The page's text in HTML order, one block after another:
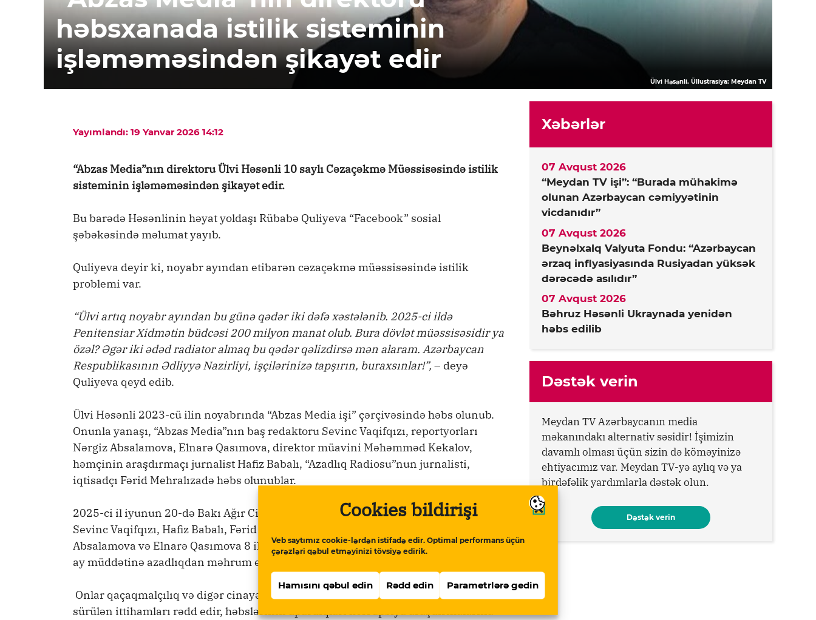
Cookies bildirişi
Veb saytımız cookie-lərdən istifadə edir. Optimal performans üçün
çərəzləri qəbul etməyinizi tövsiyə edirik.
Hamısını qəbul edin Rədd edin Parametrlərə gedin
həbsxanada istilik sisteminin
işləməməsindən şikayət edir
Ülvi Həsənli. Üllustrasiya: Meydan TV
Yayımlandı: 19 Yanvar 2026 14:12
“Abzas Media”nın direktoru Ülvi Həsənli 10 saylı Cəzaçəkmə Müəssisəsində istilik
sisteminin işləməməsindən şikayət edir.
Bu barədə Həsənlinin həyat yoldaşı Rübabə Quliyeva “Facebook” sosial
şəbəkəsində məlumat yayıb.
Quliyeva deyir ki, noyabr ayından etibarən cəzaçəkmə müəssisəsində istilik
problemi var.
“Ülvi artıq noyabr ayından bu günə qədər iki dəfə xəstələnib. 2025-ci ildə
Penitensiar Xidmətin büdcəsi 200 milyon manat olub. Bura dövlət müəssisəsidir ya
özəl? Əgər iki ədəd radiator almaq bu qədər qəlizdirsə mən alaram. Azərbaycan
Respublikasının Ədliyyə Nazirliyi, işçilərinizə tapşırın, buraxsınlar!”, – deyə
Quliyeva qeyd edib.
Ülvi Həsənli 2023-cü ilin noyabrında “Abzas Media işi” çərçivəsində həbs olunub.
Onunla yanaşı, “Abzas Media”nın baş redaktoru Sevinc Vaqifqızı, reportyorları
Nərgiz Absalamova, Elnarə Qasımova, direktor müavini Məhəmməd Kekalov,
həmçinin araşdırmaçı jurnalist Hafiz Babalı, “Azadlıq Radiosu”nun jurnalisti,
iqtisadçı Fərid Mehralızadə həbs olunublar.
2025-ci il iyunun 20-də Bakı Ağır Cinayətlər Məhkəməsinin qərarı ilə Ülvi Həsənli,
Sevinc Vaqifqızı, Hafiz Babalı, Fərid Mehralızadə 9 il, reportyorlar Nərgiz
Absalamova və Elnarə Qasımova 8 il, direktor müavini Məhəmməd Kekalov isə 7 il 6
ay müddətinə azadlıqdan məhrum edilib.
Onlar qaçaqmalçılıq və digər cinayətlərdə təqsirli biliniblər. Jurnalistlər irəli
sürülən ittihamları rədd edir, həbslərinin apardıqları korrupsiya araşdırmalarına
Xəbərlər
“Meydan TV işi”: “Burada mühakimə
olunan Azərbaycan cəmiyyətinin
vicdanıdır”
07 Avqust 2026
Beynəlxalq Valyuta Fondu: “Azərbaycan
ərzaq inflyasiyasında Rusiyadan yüksək
dərəcədə asılıdır”
07 Avqust 2026
Bəhruz Həsənli Ukraynada yenidən
həbs edilib
07 Avqust 2026
Dəstək verin
Meydan TV Azərbaycanın media
məkanındakı alternativ səsidir! İşimizin
davamlı olması üçün sizin də köməyinizə
ehtiyacımız var. Meydan TV-yə aylıq və ya
birdəfəlik yardımlarla dəstək olun.
Dəstək verin